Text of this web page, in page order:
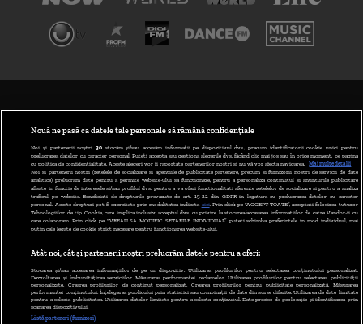
ABONARE DIGI TV
GESTIONAȚI PREFERINȚELE
CODUL DIGI24
CAMERE WEB
CONTACT/INFO
Nouă ne pasă ca datele tale personale să rămână confidențiale
Noi și partenerii noștri 30stocăm și/sau accesăm informații pe dispozitivul dvs., precum identificatorii cookie unici pentru
prelucrarea datelor cu caracter personal. Puteți accepta sau gestiona alegerile dvs. făcând clic mai jos sau în orice moment, pe pagina
cu politica de confidențialitate. Aceste alegeri vor fi raportate partenerilor noștri și nu vă vor afecta navigarea.
Mai multe detalii
Noi si partenerii nostri (retelele de socializare si agentiile de publicitate partenere, precum si furnizorii nostri de servicii de date
analitice) prelucram date pentru a permite website-ului sa functioneze, pentru a personaliza continutul si anunturile publicitare
afisate in functie de interesele si/sau profilul dvs., pentru a va oferi functionalitati aferente retelelor de socializare si pentru a analiza
traficul pe website. Beneficiati de drepturile prevazute de art. 15-22 din GDPR in legatura cu prelucrarea datelor cu caracter
personal. Aceste drepturi pot fi exercitate prin modalitatea indicata aici. Prin click pe “ACCEPT TOATE”, acceptati folosirea tuturor
Tehnologiilor de tip Cookie, care implica inclusiv acceptul dvs. cu privire la stocarea/accesarea informatiilor de catre Vendor-ii cu
care colaboram. Prin click pe “VREAU SA MODIFIC SETARILE INDIVIDUAL” puteti schimba preferintele in mod individual, mai
putin cele legate de cookie strict necesare pentru functionarea website-ului.
Atât noi, cât și partenerii noștri prelucrăm datele pentru a oferi:
Stocarea și/sau accesarea informațiilor de pe un dispozitiv. Utilizarea profilurilor pentru selectarea conținutului personalizat.
Dezvoltarea și îmbunătățirea serviciilor. Măsurarea performanței reclamelor. Utilizarea profilurilor pentru selectarea publicității
personalizate. Crearea profilurilor de conținut personalizat. Crearea profilurilor pentru publicitate personalizată. Măsurarea
performanței conținutului. Înțelegerea publicului prin statistici sau combinații de date din surse diferite. Utilizarea de date limitate
pentru a selecta publicitatea. Utilizarea datelor limitate pentru a selecta conținutul. Date precise de geolocație și identificarea prin
scanarea dispozitivului.
Listă parteneri (furnizori)